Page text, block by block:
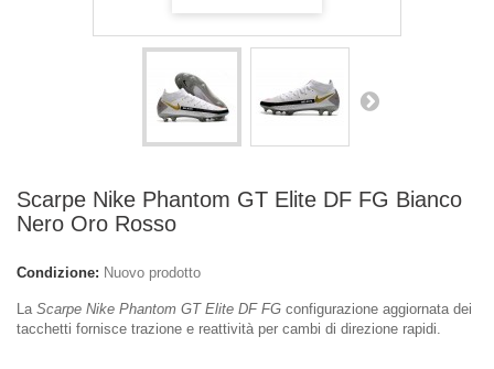
Scarpe Nike Phantom GT Elite DF FG Bianco
Nero Oro Rosso
Condizione: Nuovo prodotto
La Scarpe Nike Phantom GT Elite DF FG configurazione aggiornata dei
tacchetti fornisce trazione e reattività per cambi di direzione rapidi.